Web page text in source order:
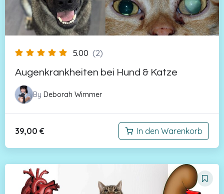
5.00 (2)
Augenkrankheiten bei Hund & Katze
By Deborah Wimmer
39,00 € In den Warenkorb